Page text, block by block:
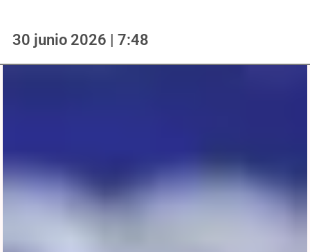
30 junio 2026 | 7:48